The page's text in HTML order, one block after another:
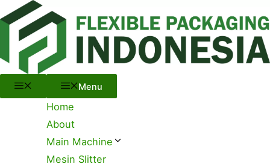
Skip
to
content
Menu
Menu
Home
About
Main Machine
Mesin Slitter